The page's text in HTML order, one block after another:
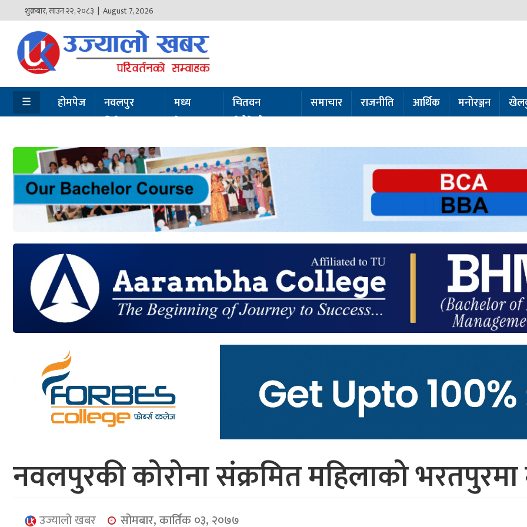
शुक्रबार,साउन२२,२०८३ | August 7, 2026
होमपेज
नवलपुर
विशेष
चितवन
सेरोफेरो
राजनीति
आर्थिक
मनोरञ्जन
युनिकोड
☰ होमपेज
नवलपुर
विशेष
मध्य
नेपाल
चितवन
सेरोफेरो
समाचार राजनीति आर्थिक मनोरञ्जन
नवलपुरकी कोरोना संक्रमित महिलाको
उज्यालो खबर सोमबार, कार्तिक ०३, २०७७